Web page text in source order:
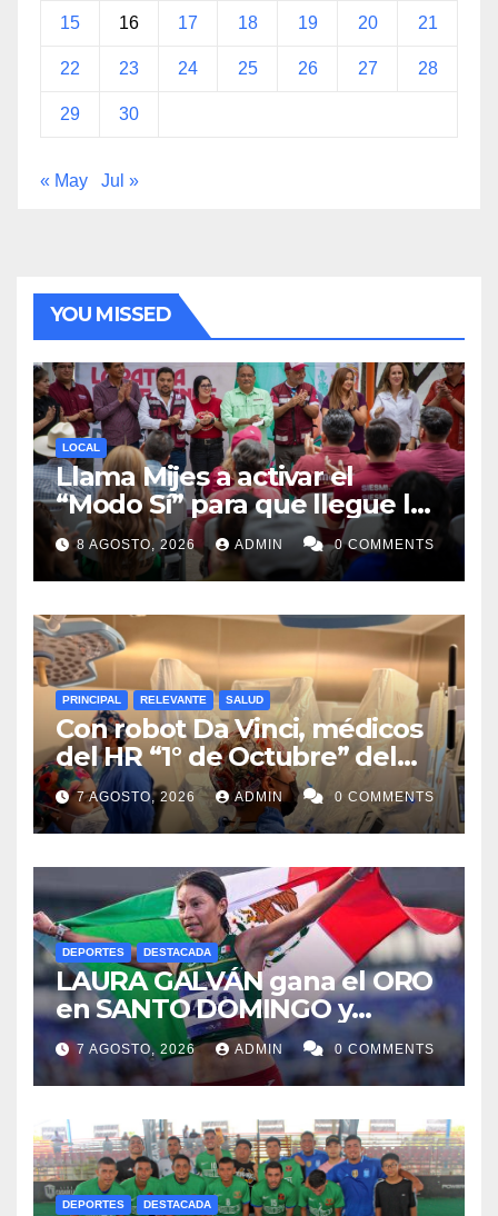
15 16 17 18 19 20 21
22 23 24 25 26 27 28
29 30
« May Jul »
YOU MISSED
LOCAL
Llama Mijes a activar el
“Modo Sí” para que llegue la
Transformación a Nuevo
León
8 AGOSTO, 2026 ADMIN 0 COMMENTS
PRINCIPAL RELEVANTE SALUD
Con robot Da Vinci, médicos
del HR “1° de Octubre” del
ISSSTE retiran tumor renal a
paciente de 72 años
7 AGOSTO, 2026 ADMIN 0 COMMENTS
DEPORTES DESTACADA
LAURA GALVÁN gana el ORO
en SANTO DOMINGO y
dedica Medalla a sus padres
fallecidos
7 AGOSTO, 2026 ADMIN 0 COMMENTS
DEPORTES DESTACADA